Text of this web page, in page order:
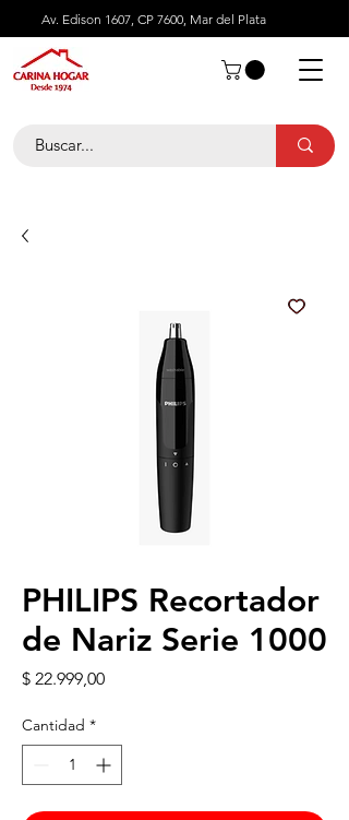
Av. Edison 1607, CP 7600, Mar del Plata
PHILIPS Recortador
de Nariz Serie 1000
$ 22.999,00Precio
Cantidad *